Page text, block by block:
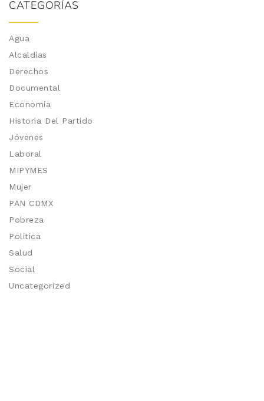
CATEGORÍAS
Agua
Alcaldías
Derechos
Documental
Economía
Historia Del Partido
Jóvenes
Laboral
MIPYMES
Mujer
PAN CDMX
Pobreza
Política
Salud
Social
Uncategorized